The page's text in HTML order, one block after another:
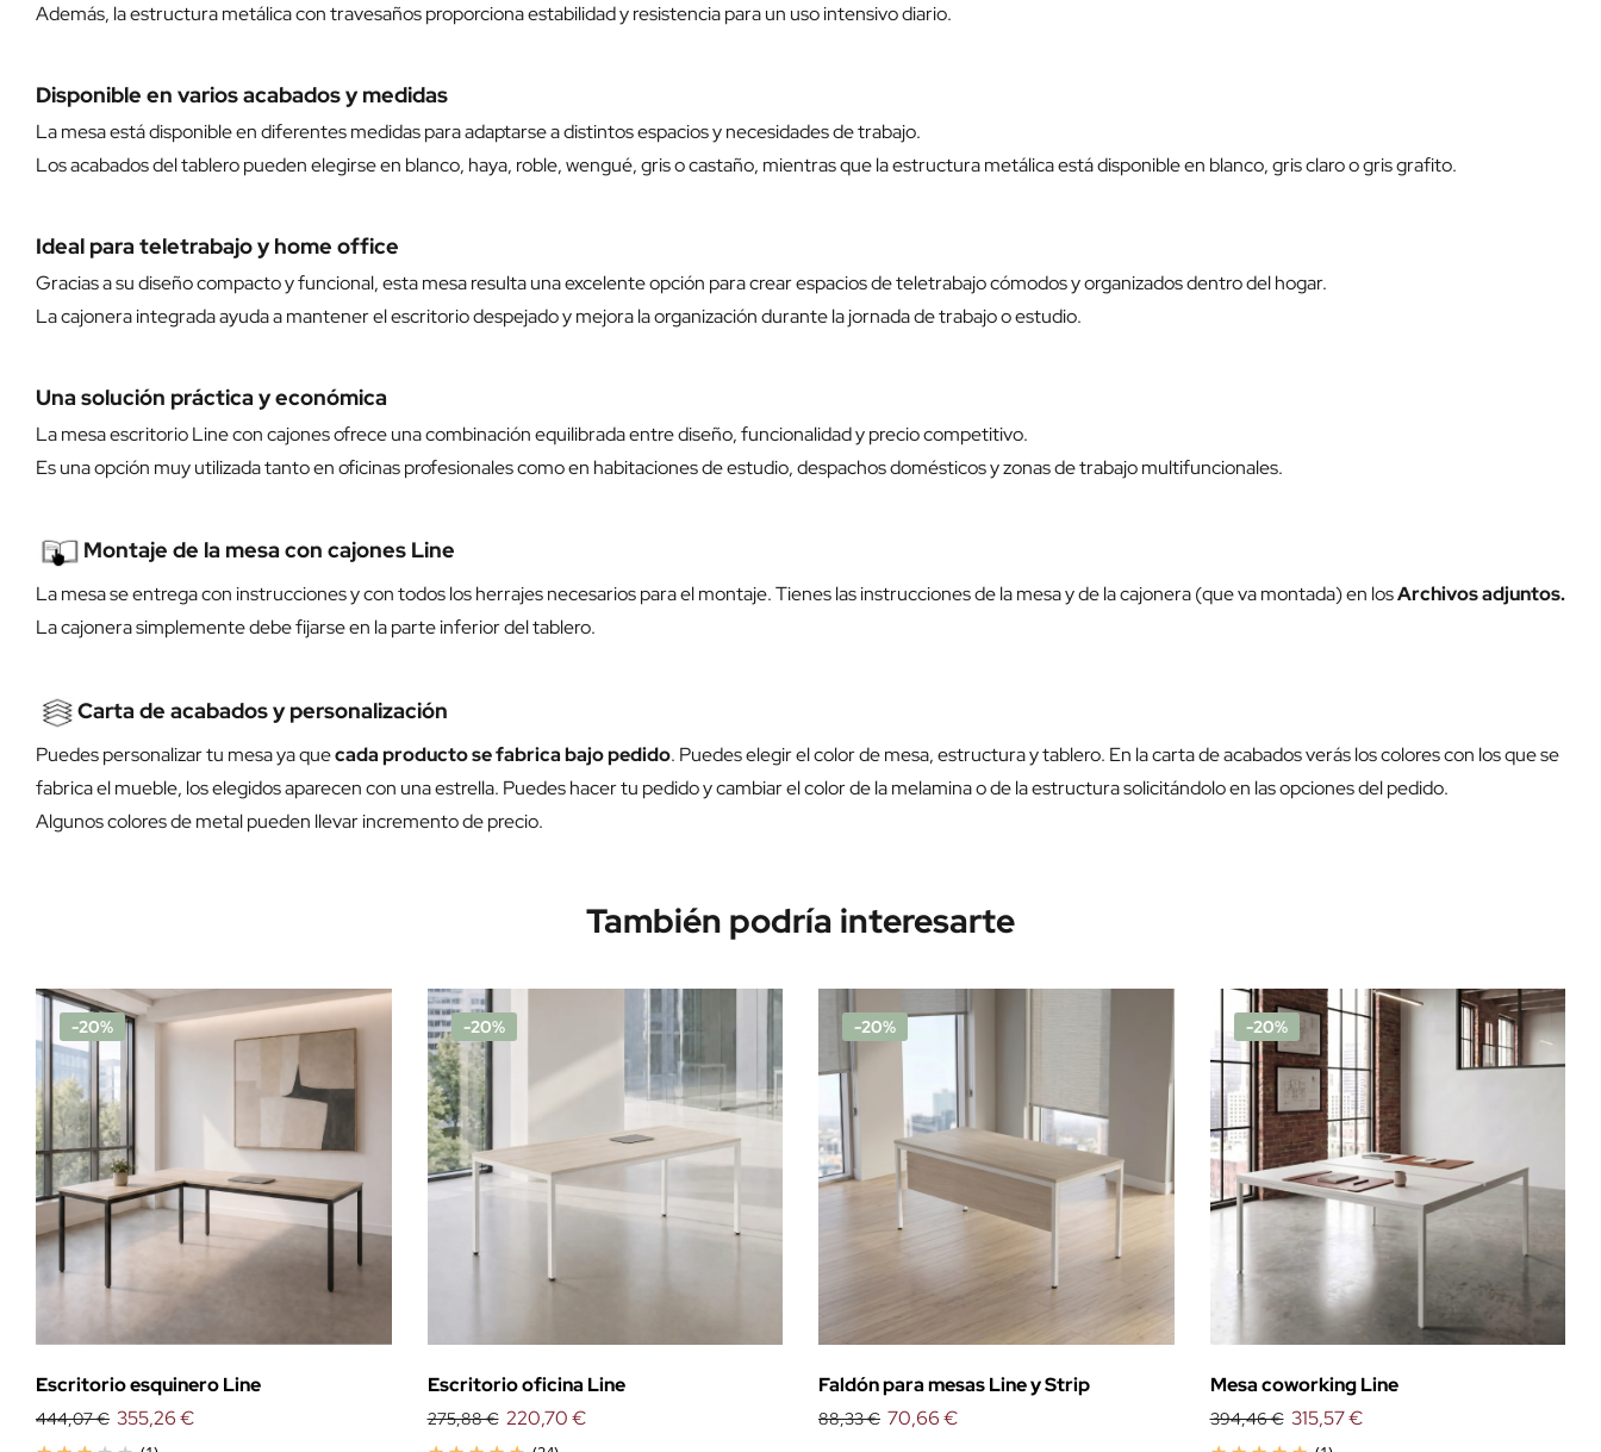
Además, la estructura metálica con travesaños proporciona estabilidad y resistencia para un uso intensivo diario.
Disponible en varios acabados y medidas
La mesa está disponible en diferentes medidas para adaptarse a distintos espacios y necesidades de trabajo.
Los acabados del tablero pueden elegirse en blanco, haya, roble, wengué, gris o castaño, mientras que la estructura metálica está disponible en blanco, gris claro o gris grafito.
Ideal para teletrabajo y home office
Gracias a su diseño compacto y funcional, esta mesa resulta una excelente opción para crear espacios de teletrabajo cómodos y organizados dentro del hogar.
La cajonera integrada ayuda a mantener el escritorio despejado y mejora la organización durante la jornada de trabajo o estudio.
Una solución práctica y económica
La mesa escritorio Line con cajones ofrece una combinación equilibrada entre diseño, funcionalidad y precio competitivo.
Es una opción muy utilizada tanto en oficinas profesionales como en habitaciones de estudio, despachos domésticos y zonas de trabajo multifuncionales.
Montaje de la mesa con cajones Line
La mesa se entrega con instrucciones y con todos los herrajes necesarios para el montaje. Tienes las instrucciones de la mesa y de la cajonera (que va montada) en losArchivos adjuntos.
La cajonera simplemente debe fijarse en la parte inferior del tablero.
Carta de acabados y personalización
Puedes personalizar tu mesa ya quecada producto se fabrica bajo pedido. Puedes elegir el color de mesa, estructura y tablero. En la carta de acabados verás los colores con los que se
fabrica el mueble, los elegidos aparecen con una estrella. Puedes hacer tu pedido y cambiar el color de la melamina o de la estructura solicitándolo en las opciones del pedido.
Algunos colores de metal pueden llevar incremento de precio.
También podría interesarte
-20%
Escritorio esquinero Line
444,07 € 355,26 €
-20%
Escritorio oficina Line
275,88 € 220,70 €
-20%
Faldón para mesas Line y Strip
88,33 € 70,66 €
-20%
Mesa coworking Line
394,46 € 315,57 €